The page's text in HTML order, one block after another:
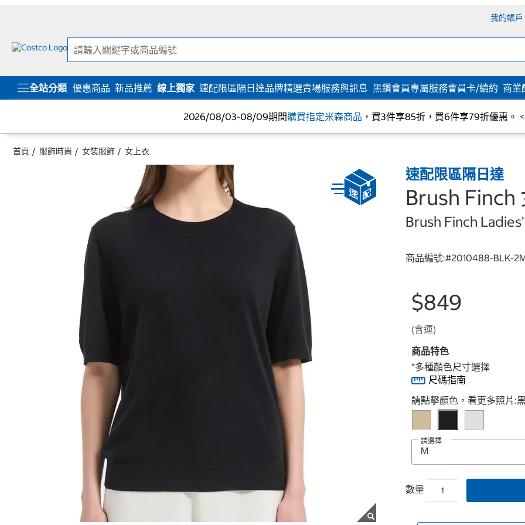
我的帳戶
全站分類 優惠商品 新品推薦 線上獨家 速配限區隔日達品牌精選賣場服務與訊息 黑鑽會員專屬服務會員卡/續約 商業
2026/08/03-08/09期間購買指定米森商品 ，買3件享85折，買6件享79折優惠。
首頁 服飾時尚 女裝服飾 女上衣
速配限區隔日達
Brush Finch
Brush Finch
商品編號:#2010488-BLK-
$849
(含運)
商品特色
*多種顏色尺寸選擇
尺碼指南
Select product
請點擊顏色，看更多照片:
請選擇
數量